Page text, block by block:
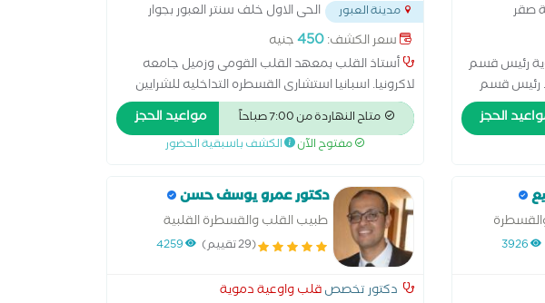
صقر
رئيس قسم
. رئيس قسم
عضو الجمعية
لامراض
الحجز
مدينة العبور
الحى الاول خلف سنتر العبور بجوار
مسجد التقوى...
سعر الكشف:450جنيه
أستاذ القلب بمعهد القلب القومى وزميل جامعه
لاكرونيا. اسبانيا استشارى القسطره التداخليه للشرايين
التاجيه بمستشفى هليوبوليس دكتوراه القلب والأوعية
الدمويه زمالة جامعة لاكرونيا. أسبانيا خبرة أكثر من 15
سنه فى إصلاح الشرايين التاجيه
متاح النهاردة من 7:00 صباحاً مواعيد الحجز
مفتوح الآن الكشف باسبقية الحضور
3926
دكتور عمرو يوسف حسن
طبيب القلب والقسطرة القلبية
(29 تقييم) 4259
دكتور تخصصقلب واوعية دموية